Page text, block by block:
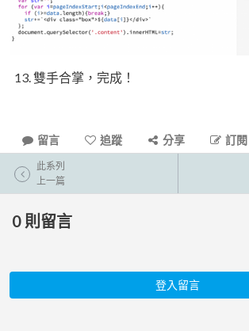
雙手合掌，完成！
留言 追蹤 分享 訂閱
此系列
上一篇
0 則留言
登入留言